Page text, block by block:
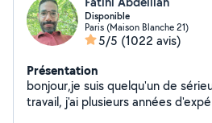
Disponible
Paris (Maison Blanche 21)
5/5 (1022 avis)
Présentation
bonjour,je suis quelqu'un de
travail, j'ai plusieurs années